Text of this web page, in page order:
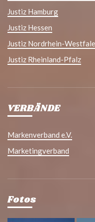
Justiz Hamburg
Justiz Hessen
Justiz Nordrhein-
Justiz Rheinland-Pfalz
VERBÄNDE
Markenverband e.V.
Marketingverband
Fotos